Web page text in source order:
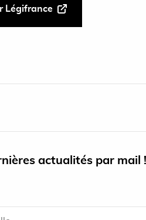
Légifrance
actualités par mail !